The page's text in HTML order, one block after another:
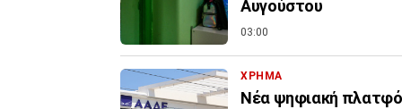
Αυγούστου
03:00
ΧΡΗΜΑ
Νέα ψηφιακή